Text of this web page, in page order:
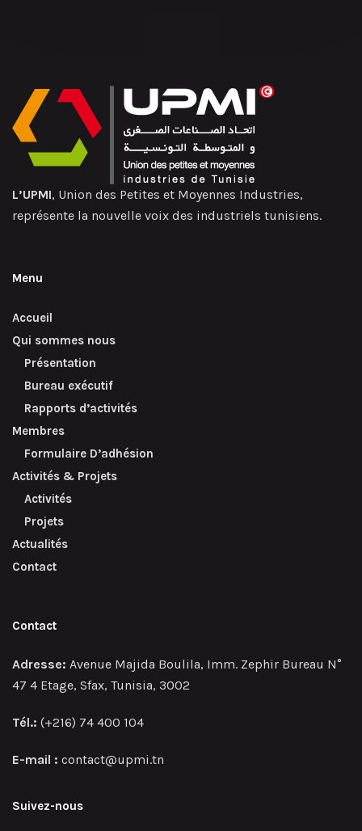
L’UPMI, Union des Petites et Moyennes Industries,
représente la nouvelle voix des industriels tunisiens.
Menu
Accueil
Qui sommes nous
Présentation
Bureau exécutif
Rapports d’activités
Membres
Formulaire D’adhésion
Activités & Projets
Activités
Projets
Actualités
Contact
Contact
Adresse: Avenue Majida Boulila, Imm. Zephir Bureau N°
47 4 Etage, Sfax, Tunisia, 3002
Tél.: (+216) 74 400 104
E-mail : contact@upmi.tn
Suivez-nous